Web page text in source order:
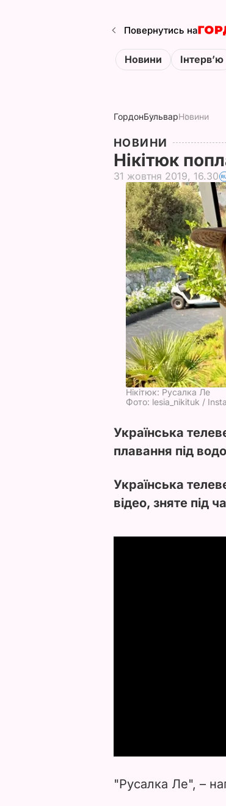
Повернутись на
Новини Інтервʼю
ГордонБульварНовини
НОВИНИ
Нікітюк
31 жовтня 2019, 16.30
Нікітюк: Русалка Ле
Фото: lesia_nikituk /
Українська
плавання під
Українська
відео, зняте під
"Русалка Ле", –